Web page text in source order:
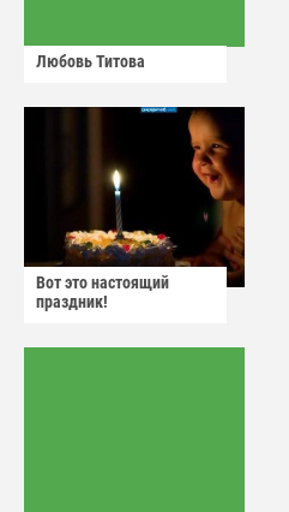
Любовь Титова
Вот это настоящий
праздник!